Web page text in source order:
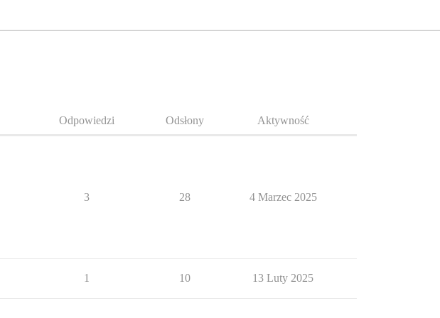
Odpowiedzi Odsłony Aktywność
3 28 4 Marzec 2025
1 10 13 Luty 2025